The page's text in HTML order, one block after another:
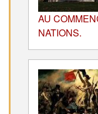
AU
NATIONS.